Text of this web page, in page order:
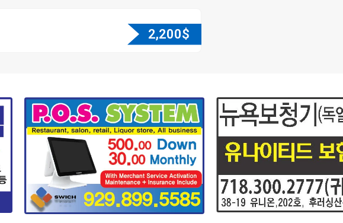
2,200$